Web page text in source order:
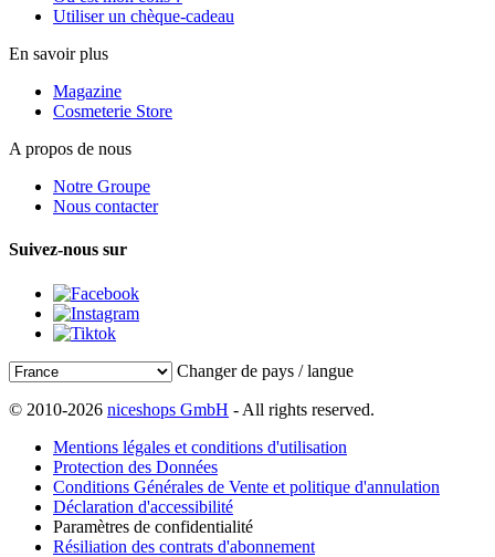
Utiliser un chèque-cadeau
En savoir plus
Magazine
Cosmeterie Store
A propos de nous
Notre Groupe
Nous contacter
Suivez-nous sur
Changer de pays / langue
© 2010-2026 niceshops GmbH - All rights reserved.
Mentions légales et conditions d'utilisation
Protection des Données
Conditions Générales de Vente et politique d'annulation
Déclaration d'accessibilité
Paramètres de confidentialité
Résiliation des contrats d'abonnement